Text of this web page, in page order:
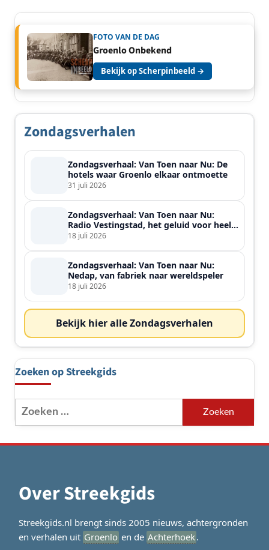
FOTO VAN DE DAG
Groenlo Onbekend
Bekijk op Scherpinbeeld →
Zondagsverhalen
Zondagsverhaal: Van Toen naar Nu: De
hotels waar Groenlo elkaar ontmoette
31 juli 2026
Zondagsverhaal: Van Toen naar Nu:
Radio Vestingstad, het geluid voor heel
de streek
18 juli 2026
Zondagsverhaal: Van Toen naar Nu:
Nedap, van fabriek naar wereldspeler
18 juli 2026
Bekijk hier alle Zondagsverhalen
Zoeken op Streekgids
Zoeken
naar:
Over Streekgids
Streekgids.nl brengt sinds 2005 nieuws, achtergronden
en verhalen uit Groenlo en de Achterhoek.